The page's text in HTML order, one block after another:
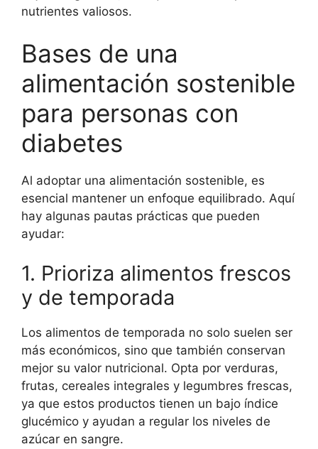
nutrientes valiosos.
Bases de una
alimentación sostenible
para personas con
diabetes
Al adoptar una alimentación sostenible, es
esencial mantener un enfoque equilibrado. Aquí
hay algunas pautas prácticas que pueden
ayudar:
1. Prioriza alimentos frescos
y de temporada
Los alimentos de temporada no solo suelen ser
más económicos, sino que también conservan
mejor su valor nutricional. Opta por verduras,
frutas, cereales integrales y legumbres frescas,
ya que estos productos tienen un bajo índice
glucémico y ayudan a regular los niveles de
azúcar en sangre.